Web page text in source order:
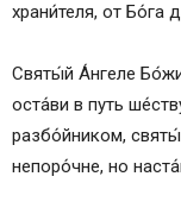
храни́теля, от Бо́га
Святы́й А́нгеле
оста́ви в путь
разбо́йником,
непоро́чне, но